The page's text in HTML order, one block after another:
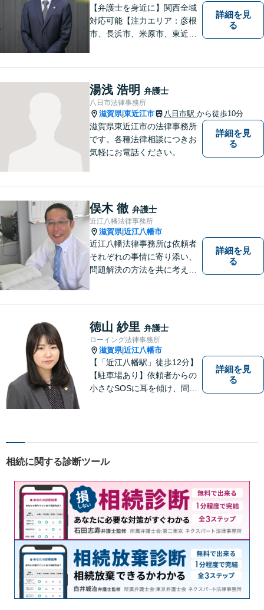
い。
【弁護士を身近に】関西全域
対応可能【注力エリア：彦根
市、長浜市、米原市、東近江
まに、不安を和らげベストな
解決策を提供します「迅速丁
寧」【無料相談有・駐車場完
備】【英語対応可】
詳細を見
る
湯浅 浩明 弁護士
八日市法律事務所
滋賀県|東近江市 八日市駅 から徒歩10分
滋賀県東近江市の法律事務所
です。各種法律相談につきお
気軽にお電話ください。
詳細を見
る
俣木 徹 弁護士
近江八幡法律事務所
滋賀県|近江八幡市
近江八幡法律事務所は依頼者
それぞれの事情に寄り添い、
問題解決の方法を共に考える
方」も、ぜひお気軽にご相談
ください。
詳細を見
る
徳山 紗里 弁護士
ローイング法律事務所
滋賀県|近江八幡市
【「近江八幡駅」徒歩12分】
【駐車場あり】依頼者からの
小さなSOSに耳を傾け、問題
相談ください。
詳細を見
る
相続に関する診断ツール